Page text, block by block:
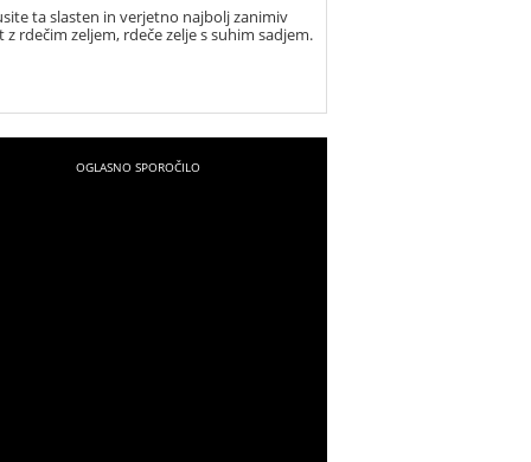
ta slasten in verjetno najbolj zanimiv
z rdečim zeljem, rdeče zelje s suhim sadjem.